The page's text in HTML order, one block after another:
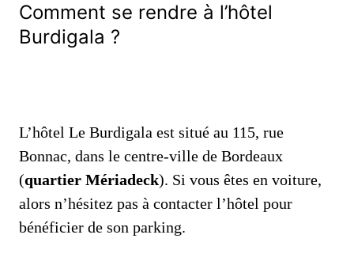
Comment se rendre à l’hôtel
Burdigala ?
L’hôtel Le Burdigala est situé au 115, rue
Bonnac, dans le centre-ville de Bordeaux
(quartier Mériadeck). Si vous êtes en voiture,
alors n’hésitez pas à contacter l’hôtel pour
bénéficier de son parking.